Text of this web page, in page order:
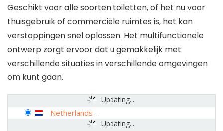
Geschikt voor alle soorten toiletten, of het nu voor
thuisgebruik of commerciële ruimtes is, het kan
verstoppingen snel oplossen. Het multifunctionele
ontwerp zorgt ervoor dat u gemakkelijk met
verschillende situaties in verschillende omgevingen
om kunt gaan.
Updating...
Updating...
Netherlands -